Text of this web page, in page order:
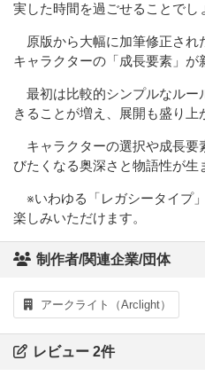
実した時間を過ごせることでし
原版から大幅に加筆修正され
キャラクターの「成長要素」が
最初は比較的シンプルなルー
きることが増え、展開も盛り上
キャラクターの選択や成長要
びたくなる奥深さと物語性が生
※いわゆる「レガシータイプ
楽しみいただけます。
制作者/関連企業/団体
アークライト（Arclight）
レビュー 2件